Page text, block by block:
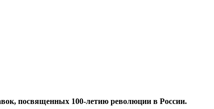
посвященных 100-летию революции в России.